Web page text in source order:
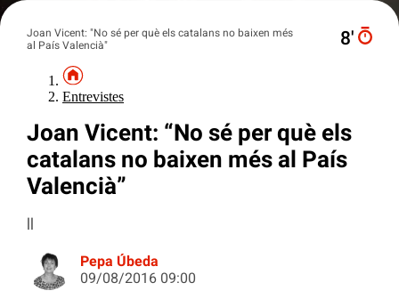
Joan Vicent: "No sé per què els catalans no baixen més
al País Valencià"
8′
Entrevistes
Joan Vicent: “No sé per què els
catalans no baixen més al País
Valencià”
||
Pepa Úbeda
09/08/2016 09:00